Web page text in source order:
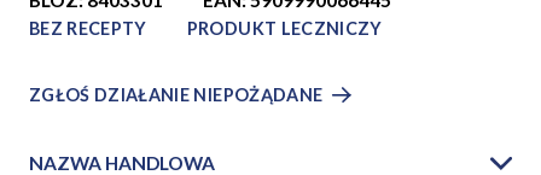
BEZ RECEPTY PRODUKT LECZNICZY
ZGŁOŚ DZIAŁANIE NIEPOŻĄDANE
NAZWA HANDLOWA